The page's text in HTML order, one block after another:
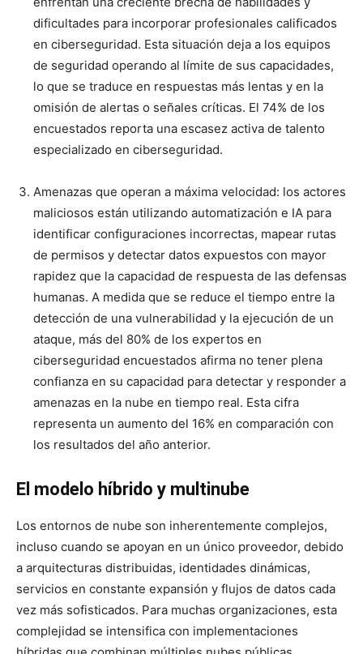
dificultades para incorporar profesionales calificados
en ciberseguridad. Esta situación deja a los equipos
de seguridad operando al límite de sus capacidades,
lo que se traduce en respuestas más lentas y en la
omisión de alertas o señales críticas. El 74% de los
encuestados reporta una escasez activa de talento
especializado en ciberseguridad.
Amenazas que operan a máxima velocidad: los actores
maliciosos están utilizando automatización e IA para
identificar configuraciones incorrectas, mapear rutas
de permisos y detectar datos expuestos con mayor
rapidez que la capacidad de respuesta de las defensas
humanas. A medida que se reduce el tiempo entre la
detección de una vulnerabilidad y la ejecución de un
ataque, más del 80% de los expertos en
ciberseguridad encuestados afirma no tener plena
confianza en su capacidad para detectar y responder a
amenazas en la nube en tiempo real. Esta cifra
representa un aumento del 16% en comparación con
los resultados del año anterior.
El modelo híbrido y multinube
Los entornos de nube son inherentemente complejos,
incluso cuando se apoyan en un único proveedor, debido
a arquitecturas distribuidas, identidades dinámicas,
servicios en constante expansión y flujos de datos cada
vez más sofisticados. Para muchas organizaciones, esta
complejidad se intensifica con implementaciones